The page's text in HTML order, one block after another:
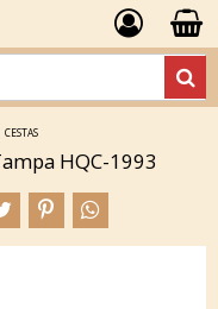
CESTAS
HQC-1993